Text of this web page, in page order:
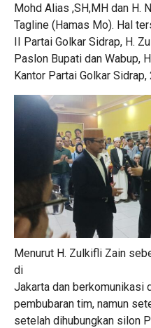
Mohd Alias ,SH,MH dan H.
Tagline (Hamas Mo). Hal
II Partai Golkar Sidrap, H.
Paslon Bupati dan Wabup,
Kantor Partai Golkar
Menurut H. Zulkifli Zain
di
Jakarta dan berkomunikasi
pembubaran tim, namun
setelah dihubungkan silon